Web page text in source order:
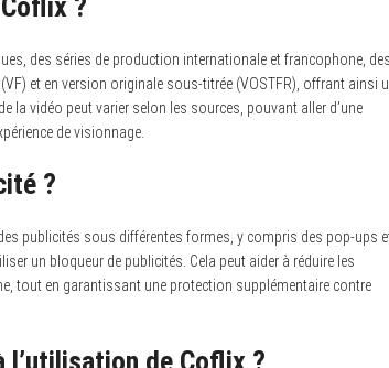
?
des séries de production internationale et francophone, des
et en version originale sous-titrée (VOSTFR), offrant ainsi
la vidéo peut varier selon les sources, pouvant aller d’une
de visionnage.
?
publicités sous différentes formes, y compris des pop-ups
un bloqueur de publicités. Cela peut aider à réduire les
tout en garantissant une protection supplémentaire contre
l’utilisation de Coflix ?